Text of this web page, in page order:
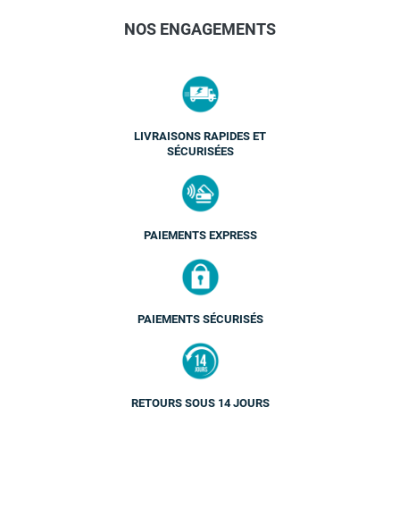
NOS ENGAGEMENTS
LIVRAISONS RAPIDES ET
SÉCURISÉES
PAIEMENTS EXPRESS
PAIEMENTS SÉCURISÉS
RETOURS SOUS 14 JOURS